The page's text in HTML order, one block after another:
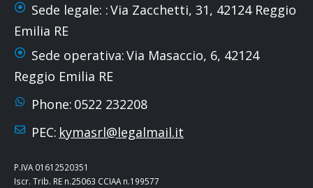
Sede legale: :Via Zacchetti, 31, 42124 Reggio
Emilia RE
Sede operativa:Via Masaccio, 6, 42124
Reggio Emilia RE
Phone: 0522 232208
PEC: kymasrl@legalmail.it
P.IVA 01612520351
Iscr. Trib. RE n.25063 CCIAA n.199577